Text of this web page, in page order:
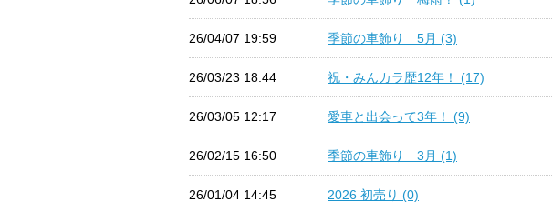
26/04/07 19:59 季節の車飾り 5月 (3)
26/03/23 18:44 祝・みんカラ歴12年！ (17)
26/03/05 12:17 愛車と出会って3年！ (9)
26/02/15 16:50 季節の車飾り 3月 (1)
26/01/04 14:45 2026 初売り (0)